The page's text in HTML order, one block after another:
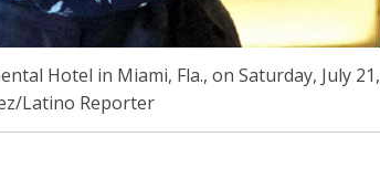
Hotel in Miami, Fla., on Saturday, July 21,
Latino Reporter